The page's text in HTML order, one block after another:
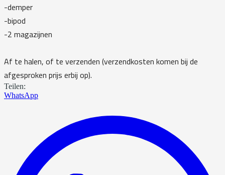
-demper
-bipod
-2 magazijnen
Af te halen, of te verzenden (verzendkosten komen bij de
afgesproken prijs erbij op).
Teilen:
WhatsApp